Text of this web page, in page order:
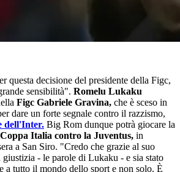
questa decisione del presidente della Figc,
sensibilità". Romelu Lukaku
Figc Gabriele Gravina, che è sceso in
dare un forte segnale contro il razzismo,
dell'Inter. Big Rom dunque potrà giocare la
Coppa Italia contro la Juventus, in
a San Siro. "Credo che grazie al suo
giustizia - le parole di Lukaku - e sia stato
a tutto il mondo dello sport e non solo. È